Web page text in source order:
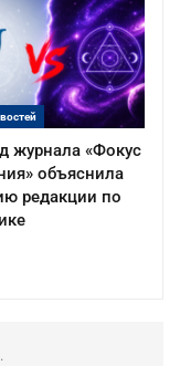
журнала «Фокус
объяснила
редакции по